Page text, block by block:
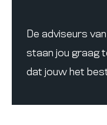
De adviseurs
staan jou graag
dat jouw het